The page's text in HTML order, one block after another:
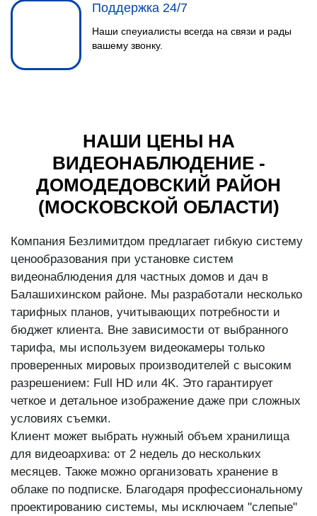
Поддержка 24/7
Наши спеуиалисты всегда на связи и рады
вашему звонку.
НАШИ ЦЕНЫ НА
ВИДЕОНАБЛЮДЕНИЕ -
ДОМОДЕДОВСКИЙ РАЙОН
(МОСКОВСКОЙ ОБЛАСТИ)
Компания Безлимитдом предлагает гибкую систему
ценообразования при установке систем
видеонаблюдения для частных домов и дач в
Балашихинском районе. Мы разработали несколько
тарифных планов, учитывающих потребности и
бюджет клиента. Вне зависимости от выбранного
тарифа, мы используем видеокамеры только
проверенных мировых производителей с высоким
разрешением: Full HD или 4K. Это гарантирует
четкое и детальное изображение даже при сложных
условиях съемки.
Клиент может выбрать нужный объем хранилища
для видеоархива: от 2 недель до нескольких
месяцев. Также можно организовать хранение в
облаке по подписке. Благодаря профессиональному
проектированию системы, мы исключаем "слепые"